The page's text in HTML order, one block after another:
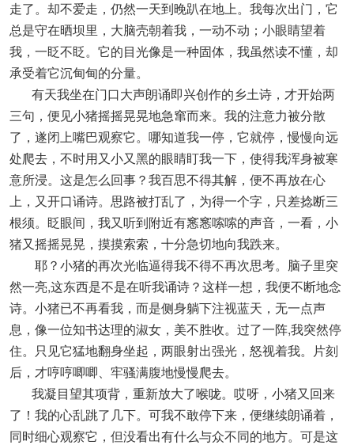
走了。却不爱走，仍然一天到晚趴在地上。我每次出门，它
总是守在晒坝里，大脑壳朝着我，一动不动；小眼睛望着
我，一眨不眨。它的目光像是一种固体，我虽然读不懂，却
承受着它沉甸甸的分量。
有天我坐在门口大声朗诵即兴创作的乡土诗，才开始两
三句，便见小猪摇摇晃晃地急窜而来。我的注意力被分散
了，遂闭上嘴巴观察它。哪知道我一停，它就停，慢慢向远
处爬去，不时用又小又黑的眼睛盯我一下，使得我浑身被寒
意所浸。这是怎么回事？我百思不得其解，便不再放在心
上，又开口诵诗。思路被打乱了，为得一个字，只差捻断三
根须。眨眼间，我又听到附近有窸窸嗦嗦的声音，一看，小
猪又摇摇晃晃，摸摸索索，十分急切地向我跌来。
耶？小猪的再次光临逼得我不得不再次思考。脑子里突
然一亮,这东西是不是在听我诵诗？这样一想，我便不断地念
诗。小猪已不再看我，而是侧身躺下注视蓝天，无一点声
息，像一位知书达理的淑女，美不胜收。过了一阵,我突然停
住。只见它猛地翻身坐起，两眼射出强光，怒视着我。片刻
后，才哼哼唧唧、牢骚满腹地慢慢爬去。
我凝目望其项背，重新放大了喉咙。哎呀，小猪又回来
了！我的心乱跳了几下。可我不敢停下来，便继续朗诵着，
同时细心观察它，但没看出有什么与众不同的地方。可是这